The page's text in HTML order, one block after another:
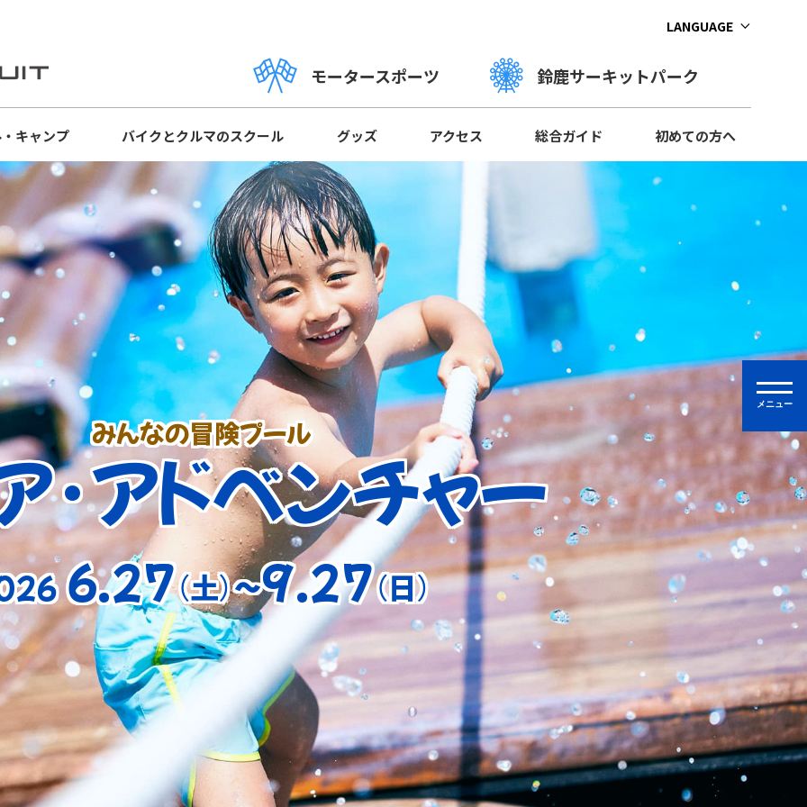
LANGUAGE
モータースポーツ 鈴鹿サーキットパーク
キャンプ バイクとクルマのスクール グッズ アクセス 総合ガイド 初めての方へ
みんなの冒険プール
・アドベンチャー
6.27（土）〜9.27（日）
メニュー